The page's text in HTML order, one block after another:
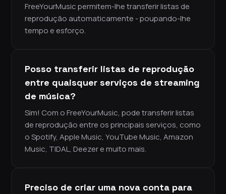
FreeYourMusic permitem-lhe transferir listas de
reprodução automaticamente - poupando-lhe
tempo e esforço.
Posso transferir listas de reprodução
entre quaisquer serviços de streaming
de música?
Sim! Com o FreeYourMusic, pode transferir listas
de reprodução entre os principais serviços, como
o Spotify, Apple Music, YouTube Music, Amazon
Music, TIDAL, Deezer e muito mais.
Preciso de criar uma nova conta para